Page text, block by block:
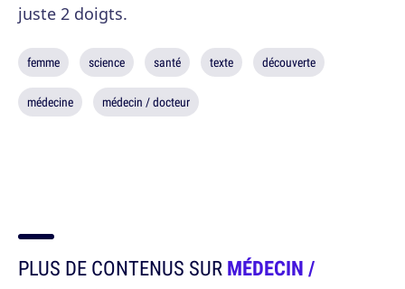
juste 2 doigts.
femme science santé texte découverte
médecine médecin / docteur
PLUS DE CONTENUS SURMÉDECIN /